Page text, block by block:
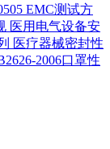
EMC测试方
医用电气设备安
医疗器械密封性
2006口罩性